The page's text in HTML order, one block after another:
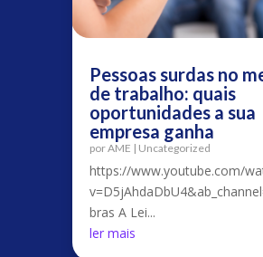
Pessoas surdas no
de trabalho: quais
oportunidades a sua
empresa ganha
porAME | Uncategorized
https://www.youtube.com/
bras A Lei...
ler mais